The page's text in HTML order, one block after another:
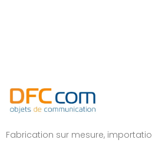
Fabrication sur mesure,